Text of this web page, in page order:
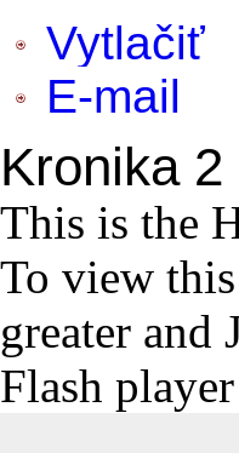
Vytlačiť
E-mail
Kronika 2
This is the
To view
greater and
Flash player